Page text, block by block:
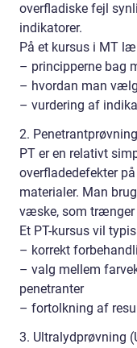
overfladiske fejl
indikatorer.
På et kursus i MT
– principperne bag
– hvordan man
– vurdering af
2.
PT er en relativt
overfladedefekter
materialer. Man
væske, som trænger
Et PT-kursus vil
– korrekt
– valg mellem
penetranter
– fortolkning af
3. Ultralydprøvning